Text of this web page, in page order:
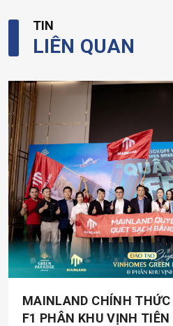
TIN
LIÊN QUAN
MAINLAND CHÍNH
F1 PHÂN KHU VỊNH